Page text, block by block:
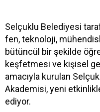
Selçuklu Belediyesi
fen, teknoloji,
bütüncül bir şekilde
keşfetmesi ve kişisel
amacıyla kurulan
Akademisi, yeni
ediyor.